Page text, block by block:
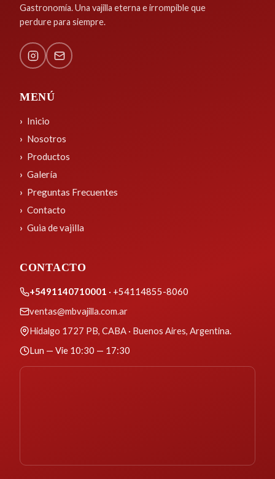
Gastronomía. Una vajilla eterna e irrompible que
perdure para siempre.
MENÚ
Inicio
Nosotros
Productos
Galería
Preguntas Frecuentes
Contacto
Guia de vajilla
CONTACTO
+5491140710001 · +54114855-8060
ventas@mbvajilla.com.ar
Hidalgo 1727 PB, CABA · Buenos Aires, Argentina.
Lun — Vie 10:30 — 17:30